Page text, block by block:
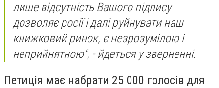
лише відсутність Вашого підпису
дозволяє росії і далі руйнувати наш
книжковий ринок, є незрозумілою і
неприйнятною", - йдеться у зверненні.
Петиція має набрати 25 000 голосів для